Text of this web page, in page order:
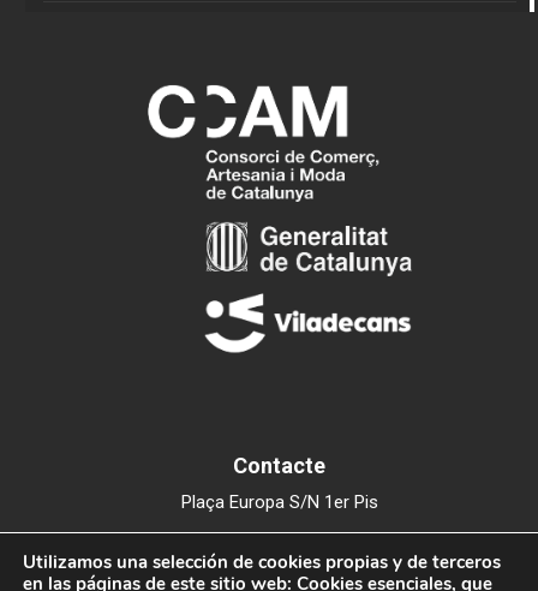
Contacte
Plaça Europa S/N 1er Pis
08840 Viladecans
Utilizamos una selección de cookies propias y de terceros
en las páginas de este sitio web: Cookies esenciales, que